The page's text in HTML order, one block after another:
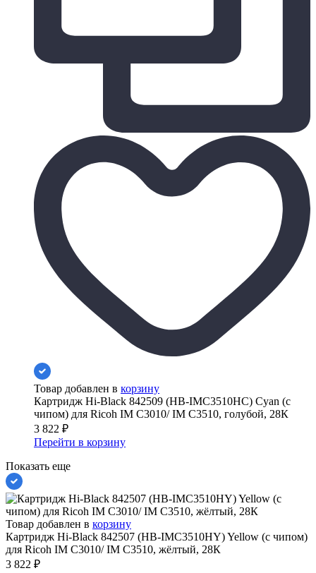
Товар добавлен в корзину
Картридж Hi-Black 842509 (HB-IMC3510HC) Cyan (с
чипом) для Ricoh IM C3010/ IM C3510, голубой, 28К
3 822 ₽
Перейти в корзину
Показать еще
Товар добавлен в корзину
Картридж Hi-Black 842507 (HB-IMC3510HY) Yellow (с чипом)
для Ricoh IM C3010/ IM C3510, жёлтый, 28К
3 822 ₽